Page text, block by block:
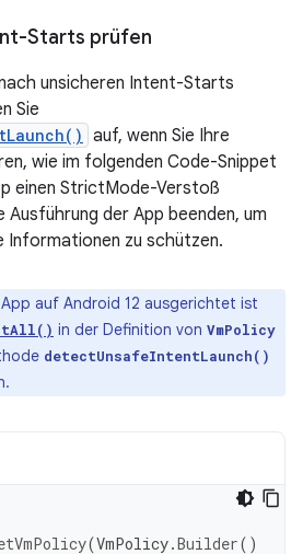
Starts prüfen
unsicheren Intent-Starts
Sie
auf, wenn Sie Ihre
wie im folgenden Code-Snippet
einen StrictMode-Verstoß
Ausführung der App beenden, um
Informationen zu schützen.
App auf Android 12 ausgerichtet ist
in der Definition von VmPolicy
detectUnsafeIntentLaunch()
(VmPolicy.Builder()